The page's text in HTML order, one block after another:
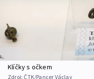
Klíčky s očkem
Zdroj: ČTK/Pancer Václav